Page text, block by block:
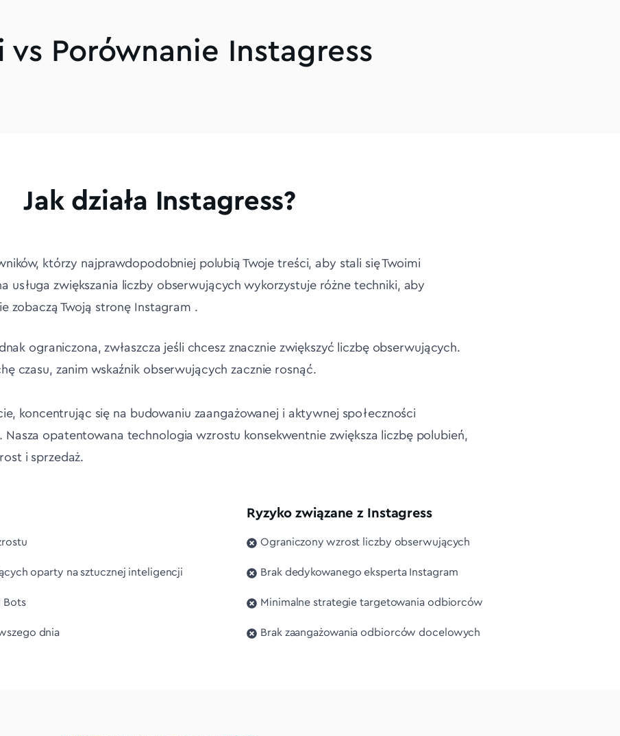
vs Porównanie Instagress
Jak działa Instagress?
którzy najprawdopodobniej polubią Twoje treści, aby stali się Twoimi
usługa zwiększania liczby obserwujących wykorzystuje różne techniki, aby
zobaczą Twoją stronę Instagram .
ograniczona, zwłaszcza jeśli chcesz znacznie zwiększyć liczbę obserwujących.
czasu, zanim wskaźnik obserwujących zacznie rosnąć.
koncentrując się na budowaniu zaangażowanej i aktywnej społeczności
opatentowana technologia wzrostu konsekwentnie zwiększa liczbę polubień,
i sprzedaż.
oparty na sztucznej inteligencji
Bots
dnia
Ryzyko związane z Instagress
Ograniczony wzrost liczby obserwujących
Brak dedykowanego eksperta Instagram
Minimalne strategie targetowania odbiorców
Brak zaangażowania odbiorców docelowych